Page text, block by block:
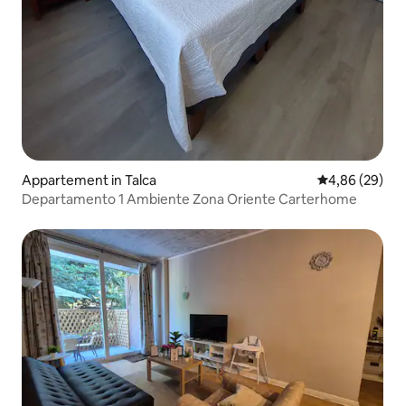
Appartement in Talca Gemiddelde
4,86 (29)
Departamento 1 Ambiente Zona Oriente Carterhome